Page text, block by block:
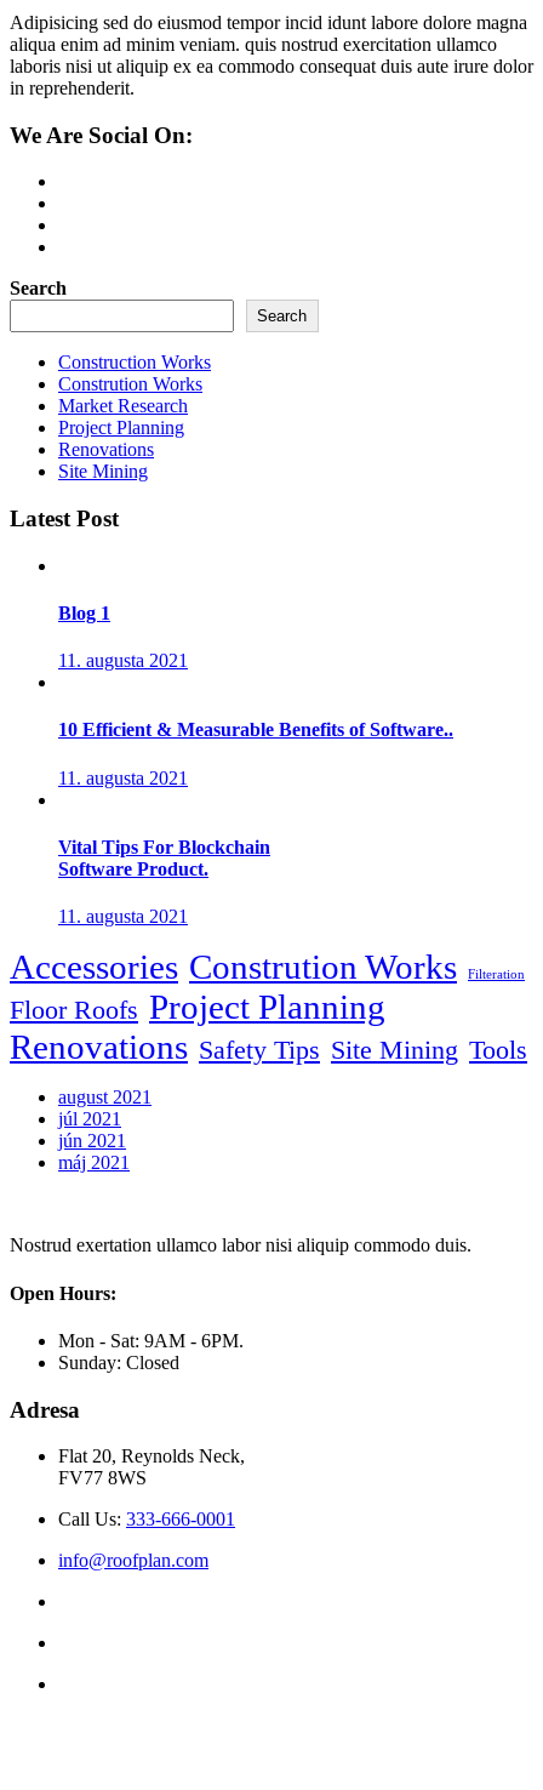
Adipisicing sed do eiusmod tempor incid idunt labore dolore magna
aliqua enim ad minim veniam. quis nostrud exercitation ullamco
laboris nisi ut aliquip ex ea commodo consequat duis aute irure dolor
in reprehenderit.
We Are Social On:
Search
Search
Construction Works
Constrution Works
Market Research
Project Planning
Renovations
Site Mining
Latest Post
Blog 1
11. augusta 2021
10 Efficient & Measurable Benefits of Software..
11. augusta 2021
Vital Tips For Blockchain
Software Product.
11. augusta 2021
Accessories Constrution Works Filteration
Floor Roofs Project Planning
Renovations Safety Tips Site Mining Tools
august 2021
júl 2021
jún 2021
máj 2021
Nostrud exertation ullamco labor nisi aliquip commodo duis.
Open Hours:
Mon - Sat: 9AM - 6PM.
Sunday: Closed
Adresa
Flat 20, Reynolds Neck,
FV77 8WS
Call Us: 333-666-0001
info@roofplan.com